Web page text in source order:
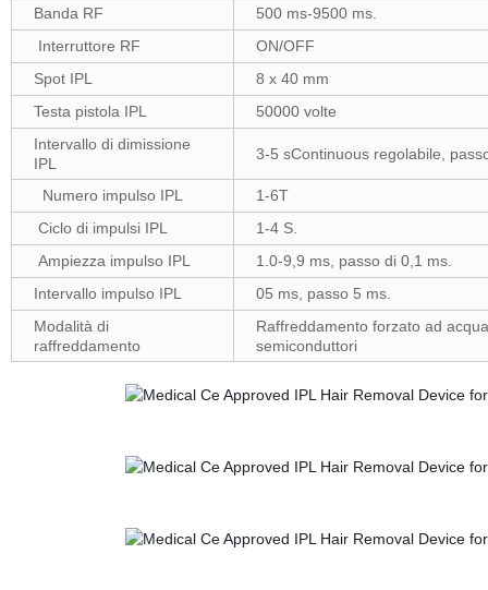
Banda RF
500 ms-9500 ms.
Interruttore RF
ON/OFF
Spot IPL
8 x 40 mm
Testa pistola IPL
50000 volte
Intervallo di dimissione
IPL
3-5 sContinuous regolabile,
Numero impulso IPL
1-6T
Ciclo di impulsi IPL
1-4 S.
Ampiezza impulso IPL
1.0-9,9 ms, passo di 0,1 ms.
Intervallo impulso IPL
05 ms, passo 5 ms.
Modalità di
raffreddamento
Raffreddamento forzato ad
semiconduttori